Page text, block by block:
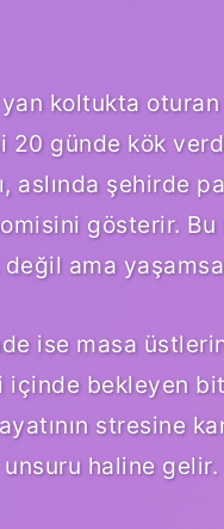
koltukta
20 günde kök
aslında şehirde
gösterir. Bu
ama
ise masa
içinde bekleyen
stresine
haline gelir.